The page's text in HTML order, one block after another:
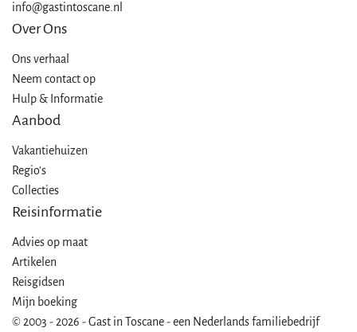
info@gastintoscane.nl
Over Ons
Ons verhaal
Neem contact op
Hulp & Informatie
Aanbod
Vakantiehuizen
Regio's
Collecties
Reisinformatie
Advies op maat
Artikelen
Reisgidsen
Mijn boeking
© 2003 - 2026 - Gast in Toscane - een Nederlands familiebedrijf